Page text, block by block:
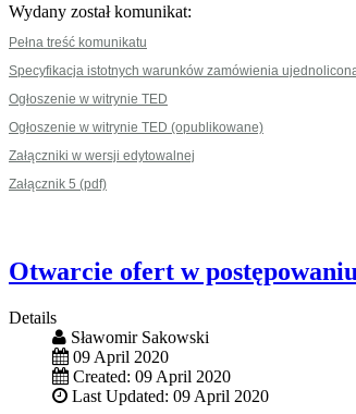
Wydany został komunikat:
Pełna treść komunikatu
Specyfikacja istotnych warunków zamówienia
Ogłoszenie w witrynie TED
Ogłoszenie w witrynie TED (opublikowane)
Załączniki w wersji edytowalnej
Załącznik 5 (pdf)
Otwarcie ofert w
Details
Sławomir Sakowski
09 April 2020
Created: 09 April 2020
Last Updated: 09 April 2020